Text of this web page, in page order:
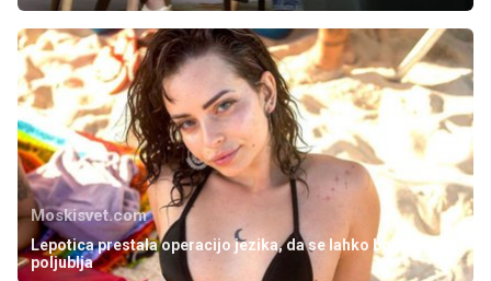
Moskisvet.com
Lepotica prestala operacijo jezika, da se lahko bolje
poljublja